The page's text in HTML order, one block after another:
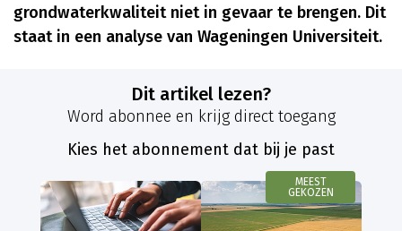
grondwaterkwaliteit niet in gevaar te brengen. Dit
staat in een analyse van Wageningen Universiteit.
Dit artikel lezen?
Word abonnee en krijg direct toegang
Kies het abonnement dat bij je past
MEEST
GEKOZEN